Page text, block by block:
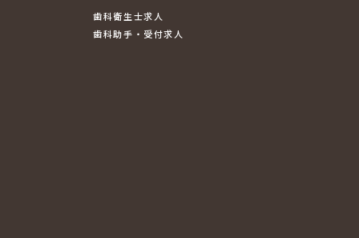
歯科衛生士求人
歯科助手・受付求人